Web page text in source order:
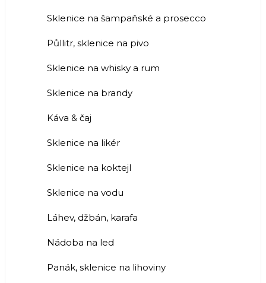
Sklenice na šampaňské a prosecco
Půllitr, sklenice na pivo
Sklenice na whisky a rum
Sklenice na brandy
Káva & čaj
Sklenice na likér
Sklenice na koktejl
Sklenice na vodu
Láhev, džbán, karafa
Nádoba na led
Panák, sklenice na lihoviny